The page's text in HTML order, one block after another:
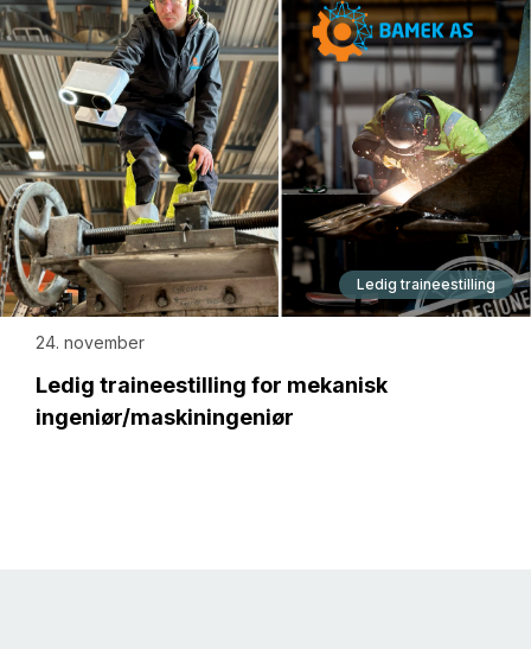
Ledig traineestilling
24. november
Ledig traineestilling for mekanisk
ingeniør/maskiningeniør